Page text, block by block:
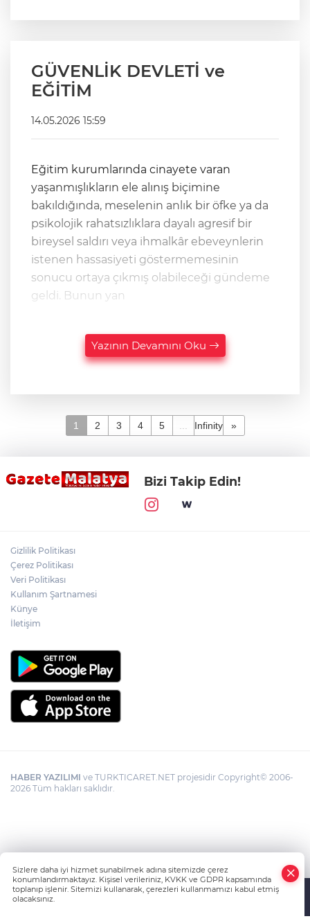
GÜVENLİK DEVLETİ ve
EĞİTİM
14.05.2026 15:59
Eğitim kurumlarında cinayete varan
yaşanmışlıkların ele alınış biçimine
bakıldığında, meselenin anlık bir öfke ya da
psikolojik rahatsızlıklara dayalı agresif bir
bireysel saldırı veya ihmalkâr ebeveynlerin
istenen hassasiyeti göstermemesinin
sonucu ortaya çıkmış olabileceği gündeme
geldi. Bunun yan
Yazının Devamını Oku
1 2 3 4 5 Infinity »
Bizi Takip Edin!
Gizlilik Politikası
Çerez Politikası
Veri Politikası
Kullanım Şartnamesi
Künye
İletişim
HABER YAZILIMI ve TURKTICARET.NET projesidir Copyright© 2006-
2026 Tüm hakları saklıdır.
Sizlere daha iyi hizmet sunabilmek adına sitemizde çerez
konumlandırmaktayız. Kişisel verileriniz, KVKK ve GDPR kapsamında
toplanıp işlenir. Sitemizi kullanarak, çerezleri kullanmamızı kabul etmiş
olacaksınız.